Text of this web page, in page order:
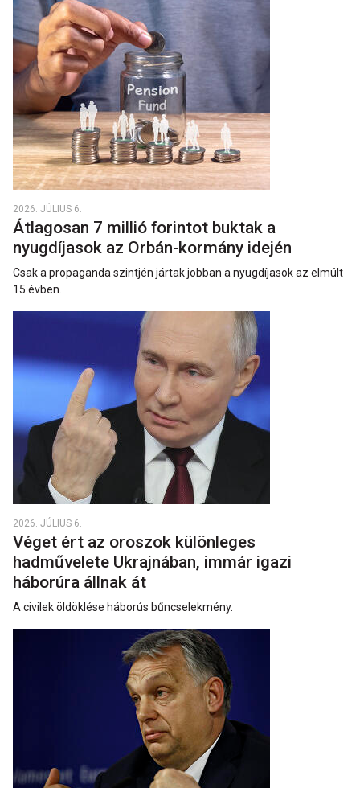
2026. JÚLIUS 6.
Átlagosan 7 millió forintot buktak a
nyugdíjasok az Orbán-kormány idején
Csak a propaganda szintjén jártak jobban a nyugdíjasok az elmúlt
15 évben.
2026. JÚLIUS 6.
Véget ért az oroszok különleges
hadművelete Ukrajnában, immár igazi
háborúra állnak át
A civilek öldöklése háborús bűncselekmény.